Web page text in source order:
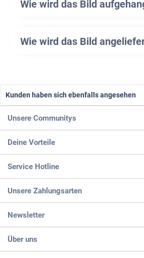
Wie wird das Bild
Wie wird das Bild
Kunden haben sich ebenfalls angesehen
Unsere Communitys
Deine Vorteile
Service Hotline
Unsere Zahlungsarten
Newsletter
Über uns